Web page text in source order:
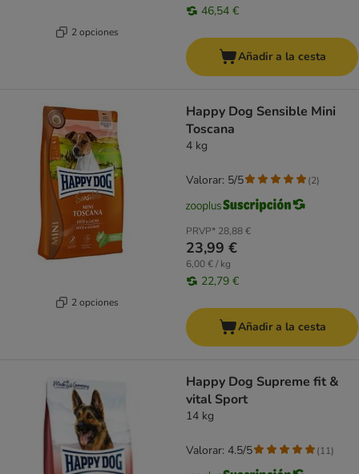
2 opciones
46,54 €
Añadir a la cesta
2 opciones
Happy Dog Sensible Mini
Toscana
4 kg
PRVP* 28,88 €
23,99 €
6,00 € / kg
22,79 €
Valorar: 5/5 (2)
Añadir a la cesta
Happy Dog Supreme fit &
vital Sport
14 kg
Valorar: 4.5/5 (11)